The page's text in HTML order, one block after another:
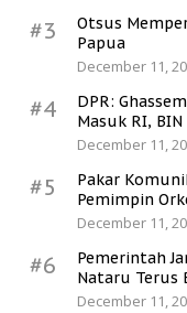
#3
Otsus
Papua
December 11,
#4
DPR:
Masuk RI,
December 11,
#5
Pakar
Pemimpin
December 11,
#6
Pemerintah
Nataru Terus
December 11,